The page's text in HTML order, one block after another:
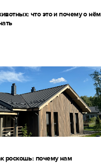
что это и почему о нём
роскошь: почему нам